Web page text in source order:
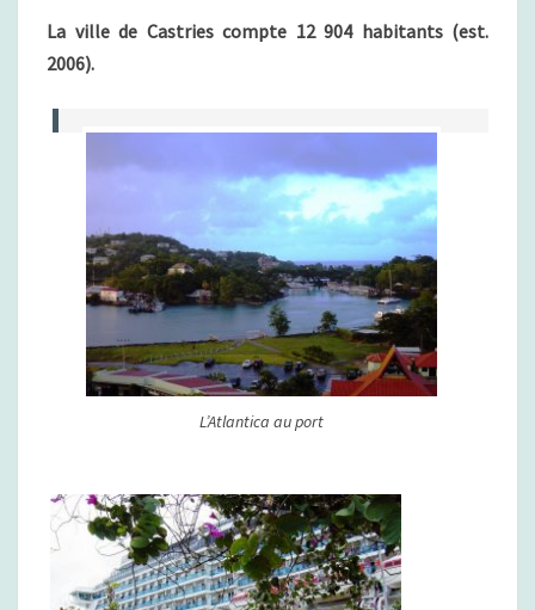
La ville de Castries compte 12 904 habitants (est.
2006).
L’Atlantica au port